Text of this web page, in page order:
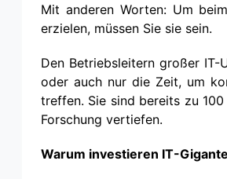
Mit anderen Worten: Um
erzielen, müssen Sie sie sein.
Den Betriebsleitern großer IT-
oder auch nur die Zeit, um
treffen. Sie sind bereits zu
Forschung vertiefen.
Warum investieren IT-